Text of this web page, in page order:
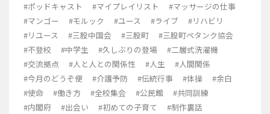
#ポッドキャスト
#マイプレイリスト
#マッサージの仕事
#マンゴー
#モルック #ユース #ライブ
#リハビリ
#リユース
#三股中国会 #三股町
#三股町ペタンク協会
#不登校
#中学生 #久しぶりの登場
#二層式洗濯機
#交流拠点
#人と人との関係性 #人生
#人間関係
#今月のどうぞ便
#介護予防 #伝統行事 #体操
#余白
#使命
#働き方 #全校集会 #公民館
#共同訓練
#内閣府
#出会い #初めての子育て
#制作裏話